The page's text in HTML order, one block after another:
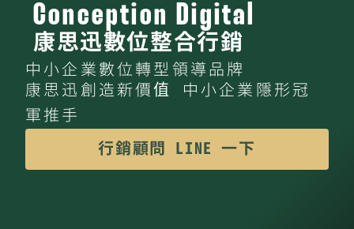
Conception Digital
康思迅數位整合行銷
中小企業數位轉型領導品牌
康思迅創造新價值 中小企業隱形冠
軍推手
行銷顧問 LINE 一下